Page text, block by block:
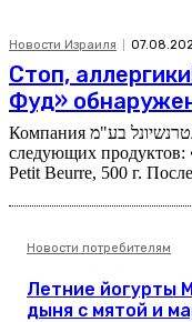
Новости Израиля
Стоп,
Фуд»
Компания ג.ויליפוד אינטרנשיונל בע"מ объявляет об отзыве
следующих продуктов:
Petit Beurre, 500 г.
Новости потребителям
Летние йогурты
дыня с мятой и